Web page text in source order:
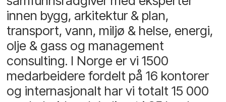
innen bygg, arkitektur & plan,
transport, vann, miljø & helse, energi,
olje & gass og management
consulting. I Norge er vi 1500
medarbeidere fordelt på 16 kontorer
og internasjonalt har vi totalt 15 000